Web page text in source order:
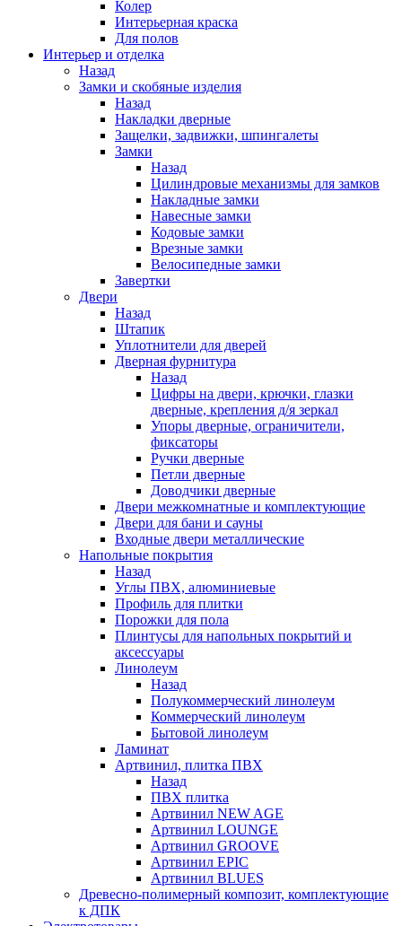
Колер
Интерьерная краска
Для полов
Интерьер и отделка
Назад
Замки и скобяные изделия
Назад
Накладки дверные
Защелки, задвижки, шпингалеты
Замки
Назад
Цилиндровые механизмы для замков
Накладные замки
Навесные замки
Кодовые замки
Врезные замки
Велосипедные замки
Завертки
Двери
Назад
Штапик
Уплотнители для дверей
Дверная фурнитура
Назад
Цифры на двери, крючки, глазки
дверные, крепления д/я зеркал
Упоры дверные, ограничители,
фиксаторы
Ручки дверные
Петли дверные
Доводчики дверные
Двери межкомнатные и комплектующие
Двери для бани и сауны
Входные двери металлические
Напольные покрытия
Назад
Углы ПВХ, алюминиевые
Профиль для плитки
Порожки для пола
Плинтусы для напольных покрытий и
аксессуары
Линолеум
Назад
Полукоммерческий линолеум
Коммерческий линолеум
Бытовой линолеум
Ламинат
Артвинил, плитка ПВХ
Назад
ПВХ плитка
Артвинил NEW AGE
Артвинил LOUNGE
Артвинил GROOVE
Артвинил EPIC
Артвинил BLUES
Древесно-полимерный композит, комплектующие
к ДПК